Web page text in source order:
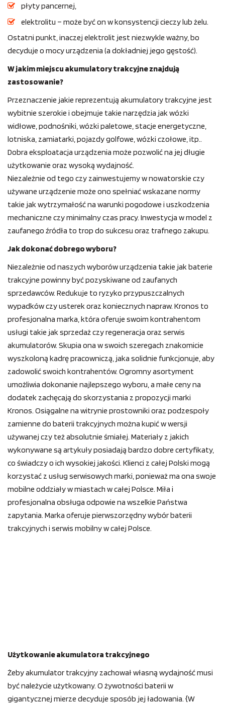
płyty pancernej,
elektrolitu – może być on w konsystencji cieczy lub żelu.
Ostatni punkt, inaczej elektrolit jest niezwykle ważny, bo
decyduje o mocy urządzenia (a dokładniej jego gęstość).
W jakim miejscu akumulatory trakcyjne znajdują
zastosowanie?
Przeznaczenie jakie reprezentują akumulatory trakcyjne jest
wybitnie szerokie i obejmuje takie narzędzia jak wózki
widłowe, podnośniki, wózki paletowe, stacje energetyczne,
lotniska, zamiatarki, pojazdy golfowe, wózki czołowe, itp..
Dobra eksploatacja urządzenia może pozwolić na jej długie
użytkowanie oraz wysoką wydajność.
Niezależnie od tego czy zainwestujemy w nowatorskie czy
używane urządzenie może ono spełniać wskazane normy
takie jak wytrzymałość na warunki pogodowe i uszkodzenia
mechaniczne czy minimalny czas pracy. Inwestycja w model z
zaufanego źródła to trop do sukcesu oraz trafnego zakupu.
Jak dokonać dobrego wyboru?
Niezależnie od naszych wyborów urządzenia takie jak baterie
trakcyjne powinny być pozyskiwane od zaufanych
sprzedawców. Redukuje to ryzyko przypuszczalnych
wypadków czy usterek oraz koniecznych napraw. Kronos to
profesjonalna marka, która oferuje swoim kontrahentom
usługi takie jak sprzedaż czy regeneracja oraz serwis
akumulatorów. Skupia ona w swoich szeregach znakomicie
wyszkoloną kadrę pracowniczą, jaka solidnie funkcjonuje, aby
zadowolić swoich kontrahentów. Ogromny asortyment
umożliwia dokonanie najlepszego wyboru, a małe ceny na
dodatek zachęcają do skorzystania z propozycji marki
Kronos. Osiągalne na witrynie prostowniki oraz podzespoły
zamienne do baterii trakcyjnych można kupić w wersji
używanej czy też absolutnie śmiałej. Materiały z jakich
wykonywane są artykuły posiadają bardzo dobre certyfikaty,
co świadczy o ich wysokiej jakości. Klienci z całej Polski mogą
korzystać z usług serwisowych marki, ponieważ ma ona swoje
mobilne oddziały w miastach w całej Polsce. Miła i
profesjonalna obsługa odpowie na wszelkie Państwa
zapytania. Marka oferuje pierwszorzędny wybór baterii
trakcyjnych i serwis mobilny w całej Polsce.
Użytkowanie akumulatora trakcyjnego
Żeby akumulator trakcyjny zachował własną wydajność musi
być należycie użytkowany. O żywotności baterii w
gigantycznej mierze decyduje sposób jej ładowania. {W